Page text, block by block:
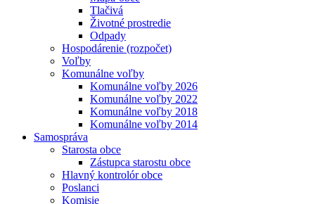
Tlačivá
Životné prostredie
Odpady
Hospodárenie (rozpočet)
Voľby
Komunálne voľby
Komunálne voľby 2026
Komunálne voľby 2022
Komunálne voľby 2018
Komunálne voľby 2014
Samospráva
Starosta obce
Zástupca starostu obce
Hlavný kontrolór obce
Poslanci
Komisie